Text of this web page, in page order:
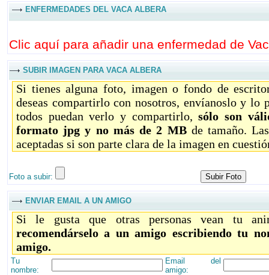
ENFERMEDADES DEL VACA ALBERA
Clic aquí para añadir una enfermedad de
SUBIR IMAGEN PARA VACA ALBERA
Si tienes alguna foto, imagen o fondo de
deseas compartirlo con nosotros, envíanoslo y lo
todos puedan verlo y compartirlo,sólo son
formato jpg y no más de 2 MBde tamaño.
aceptadas si son parte clara de la imagen en
Foto a subir:
ENVIAR EMAIL A UN AMIGO
Si le gusta que otras personas vean tu
recomendárselo a un amigo escribiendo tu
amigo.
Tu
nombre:
Email del
amigo: